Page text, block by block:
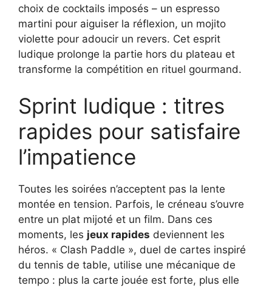
choix de cocktails imposés – un espresso
martini pour aiguiser la réflexion, un mojito
violette pour adoucir un revers. Cet esprit
ludique prolonge la partie hors du plateau et
transforme la compétition en rituel gourmand.
Sprint ludique : titres
rapides pour satisfaire
l’impatience
Toutes les soirées n’acceptent pas la lente
montée en tension. Parfois, le créneau s’ouvre
entre un plat mijoté et un film. Dans ces
moments, les jeux rapides deviennent les
héros. « Clash Paddle », duel de cartes inspiré
du tennis de table, utilise une mécanique de
tempo : plus la carte jouée est forte, plus elle